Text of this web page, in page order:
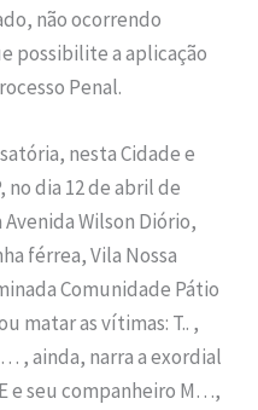
não ocorrendo
possibilite a aplicação
Penal.
nesta Cidade e
no dia 12 de abril de
Wilson Diório,
férrea, Vila Nossa
Comunidade Pátio
matar as vítimas: T.. ,
, ainda, narra a exordial
e seu companheiro M…,